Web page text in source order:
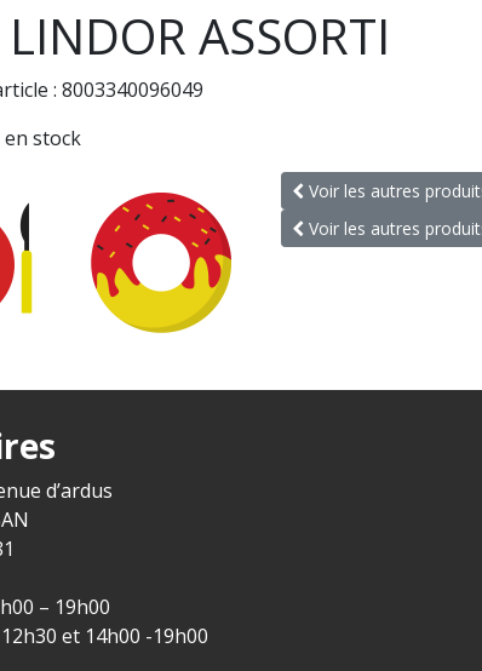
ASSORTI
: 8003340096049
en stock
Voir les autres
Voir les autres
d’ardus
– 19h00
et 14h00 -19h00